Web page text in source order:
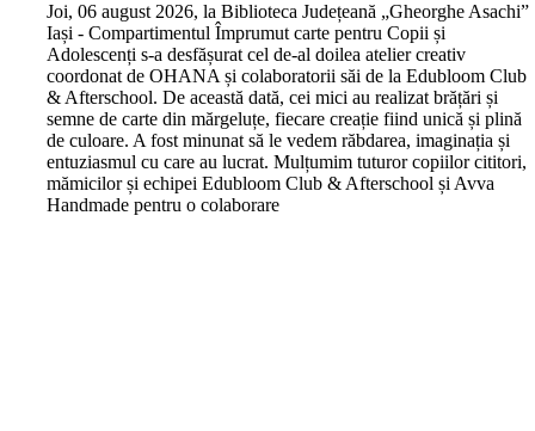
Joi, 06 august 2026, la Biblioteca Județeană „Gheorghe Asachi”
Iași - Compartimentul Împrumut carte pentru Copii și
Adolescenți s-a desfășurat cel de-al doilea atelier creativ
coordonat de OHANA și colaboratorii săi de la Edubloom Club
& Afterschool. De această dată, cei mici au realizat brățări și
semne de carte din mărgeluțe, fiecare creație fiind unică și plină
de culoare. A fost minunat să le vedem răbdarea, imaginația și
entuziasmul cu care au lucrat. Mulțumim tuturor copiilor cititori,
mămicilor și echipei Edubloom Club & Afterschool și Avva
Handmade pentru o colaborare